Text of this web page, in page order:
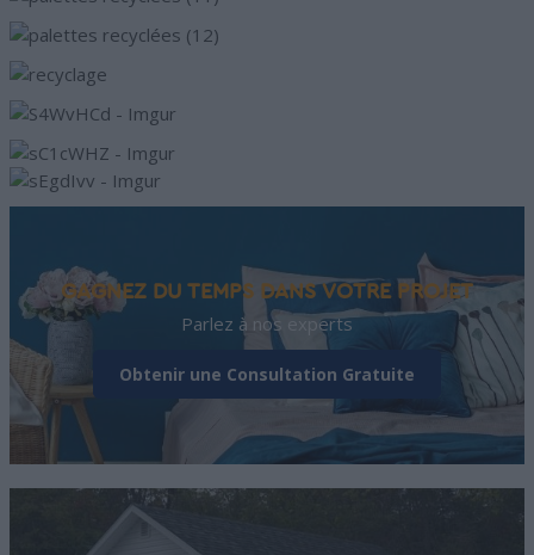
GAGNEZ DU TEMPS DANS VOTRE PROJET
Parlez à nos experts
Obtenir une Consultation Gratuite